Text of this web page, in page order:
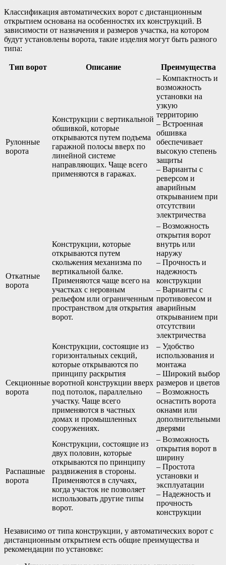
Классификация автоматических ворот с дистанционным
открытием основана на особенностях их конструкций. В
зависимости от назначения и размеров участка, на котором
будут установлены ворота, такие изделия могут быть разного
типа:
Тип ворот Описание Преимущества
Рулонные
ворота
Конструкции с вертикальной
обшивкой, которые
открываются путем подъема
гаражной полосы вверх по
линейной системе
направляющих. Чаще всего
применяются в гаражах.
– Компактность и
возможность
установки на
узкую
территорию
– Встроенная
обшивка
обеспечивает
высокую степень
защиты
– Варианты с
реверсом и
аварийным
открыванием при
отсутствии
электричества
Откатные
ворота
Конструкции, которые
открываются путем
скольжения механизма по
вертикальной балке.
Применяются чаще всего на
участках с неровным
рельефом или ограниченным
пространством для открытия
ворот.
– Возможность
открытия ворот
внутрь или
наружу
– Прочность и
надежность
конструкции
– Варианты с
противовесом и
аварийным
открыванием при
отсутствии
электричества
Секционные
ворота
Конструкции, состоящие из
горизонтальных секций,
которые открываются по
принципу раскрытия
воротной конструкции вверх
под потолок, параллельно
участку. Чаще всего
применяются в частных
домах и промышленных
сооружениях.
– Удобство
использования и
монтажа
– Широкий выбор
размеров и цветов
– Возможность
оснастить ворота
окнами или
дополнительными
дверями
Распашные
ворота
Конструкции, состоящие из
двух половин, которые
открываются по принципу
раздвижения в стороны.
Применяются в случаях,
когда участок не позволяет
использовать другие типы
ворот.
– Возможность
открытия ворот в
ширину
– Простота
установки и
эксплуатации
– Надежность и
прочность
конструкции
Независимо от типа конструкции, у автоматических ворот с
дистанционным открытием есть общие преимущества и
рекомендации по установке: